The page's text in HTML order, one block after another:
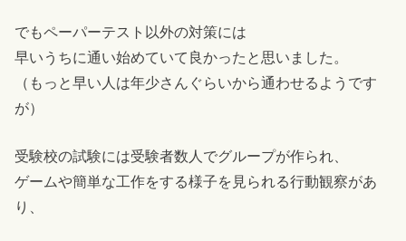
でもペーパーテスト以外の対策には
早いうちに通い始めていて良かったと思いました。
（もっと早い人は年少さんぐらいから通わせるようです
が）
受験校の試験には受験者数人でグループが作られ、
ゲームや簡単な工作をする様子を見られる行動観察があ
り、